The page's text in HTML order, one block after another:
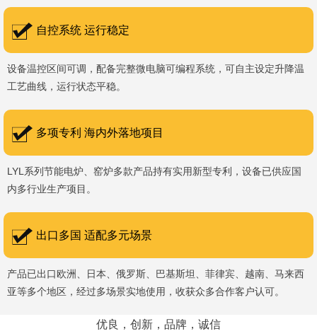
自控系统 运行稳定
设备温控区间可调，配备完整微电脑可编程系统，可自主设定升降温
工艺曲线，运行状态平稳。
多项专利 海内外落地项目
LYL系列节能电炉、窑炉多款产品持有实用新型专利，设备已供应国
内多行业生产项目。
出口多国 适配多元场景
产品已出口欧洲、日本、俄罗斯、巴基斯坦、菲律宾、越南、马来西
亚等多个地区，经过多场景实地使用，收获众多合作客户认可。
优良，创新，品牌，诚信